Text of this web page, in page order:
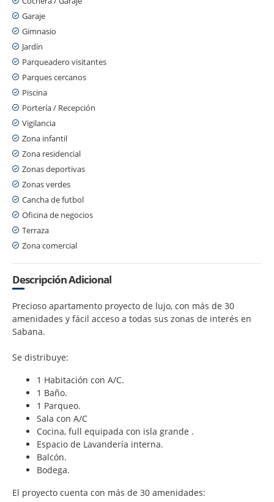
Garaje
Gimnasio
Jardín
Parqueadero visitantes
Parques cercanos
Piscina
Portería / Recepción
Vigilancia
Zona infantil
Zona residencial
Zonas deportivas
Zonas verdes
Cancha de futbol
Oficina de negocios
Terraza
Zona comercial
Descripción Adicional
Precioso apartamento proyecto de lujo, con más de 30
amenidades y fácil acceso a todas sus zonas de interés en
Sabana.
Se distribuye:
1 Habitación con A/C.
1 Baño.
1 Parqueo.
Sala con A/C
Cocina, full equipada con isla grande .
Espacio de Lavandería interna.
Balcón.
Bodega.
El proyecto cuenta con más de 30 amenidades: